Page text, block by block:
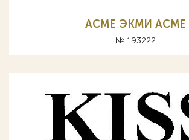
АСМЕ ЭКМИ ACME
№ 193222